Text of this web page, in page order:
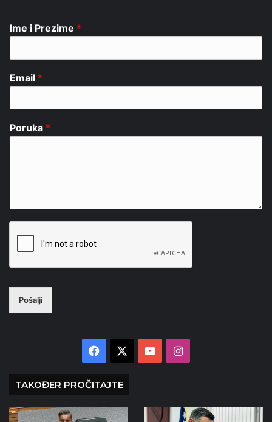
Ime i Prezime *
Email *
Poruka *
Pošalji
Facebook YouTubeInstagram
TAKOĐER PROČITAJTE